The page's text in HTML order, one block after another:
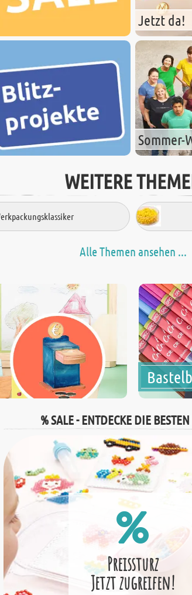
Jetzt da!
WEITERE
Alle Themen ansehen ...
% SALE - ENTDECKE DIE
Preissturz
Jetzt zugreifen!